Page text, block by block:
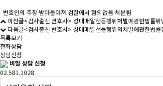
변호인의 주장 받아들여져 검찰에서 혐의없음 처분됨
이전글<검사출신 변호사> 성매매알선등행위처벌에관한법률위
다음글<검사출신 변호사> 성매매알선들행위의처벌에관한법률
목록보기
전화상담
상담신청
비밀 상담 신청
02.581.1028